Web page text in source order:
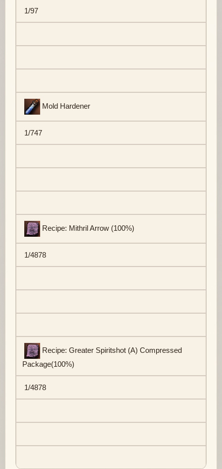
1/97
Mold Hardener
1/747
Recipe: Mithril Arrow (100%)
1/4878
Recipe: Greater Spiritshot (A) Compressed
Package(100%)
1/4878